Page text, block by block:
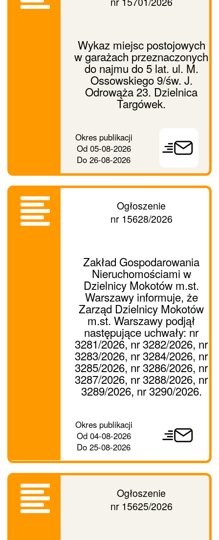
Wykaz miejsc postojowych
w garażach przeznaczonych
do najmu do 5 lat. ul. M.
Ossowskiego 9/św. J.
Odrowąża 23. Dzielnica
Targówek.
Okres publikacji
Od05-08-2026
Do 26-08-2026
dalej
Ogłoszenie
nr 15628/2026
Zakład Gospodarowania
Nieruchomościami w
Dzielnicy Mokotów m.st.
Warszawy informuje, że
Zarząd Dzielnicy Mokotów
m.st. Warszawy podjął
następujące uchwały: nr
3281/2026, nr 3282/2026, nr
3283/2026, nr 3284/2026, nr
3285/2026, nr 3286/2026, nr
3287/2026, nr 3288/2026, nr
3289/2026, nr 3290/2026.
Okres publikacji
Od04-08-2026
Do 25-08-2026
dalej
Ogłoszenie
nr 15625/2026